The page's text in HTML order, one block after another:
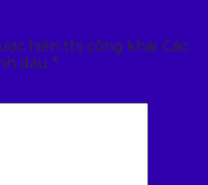
hiển thị công khai. Các
dấu *